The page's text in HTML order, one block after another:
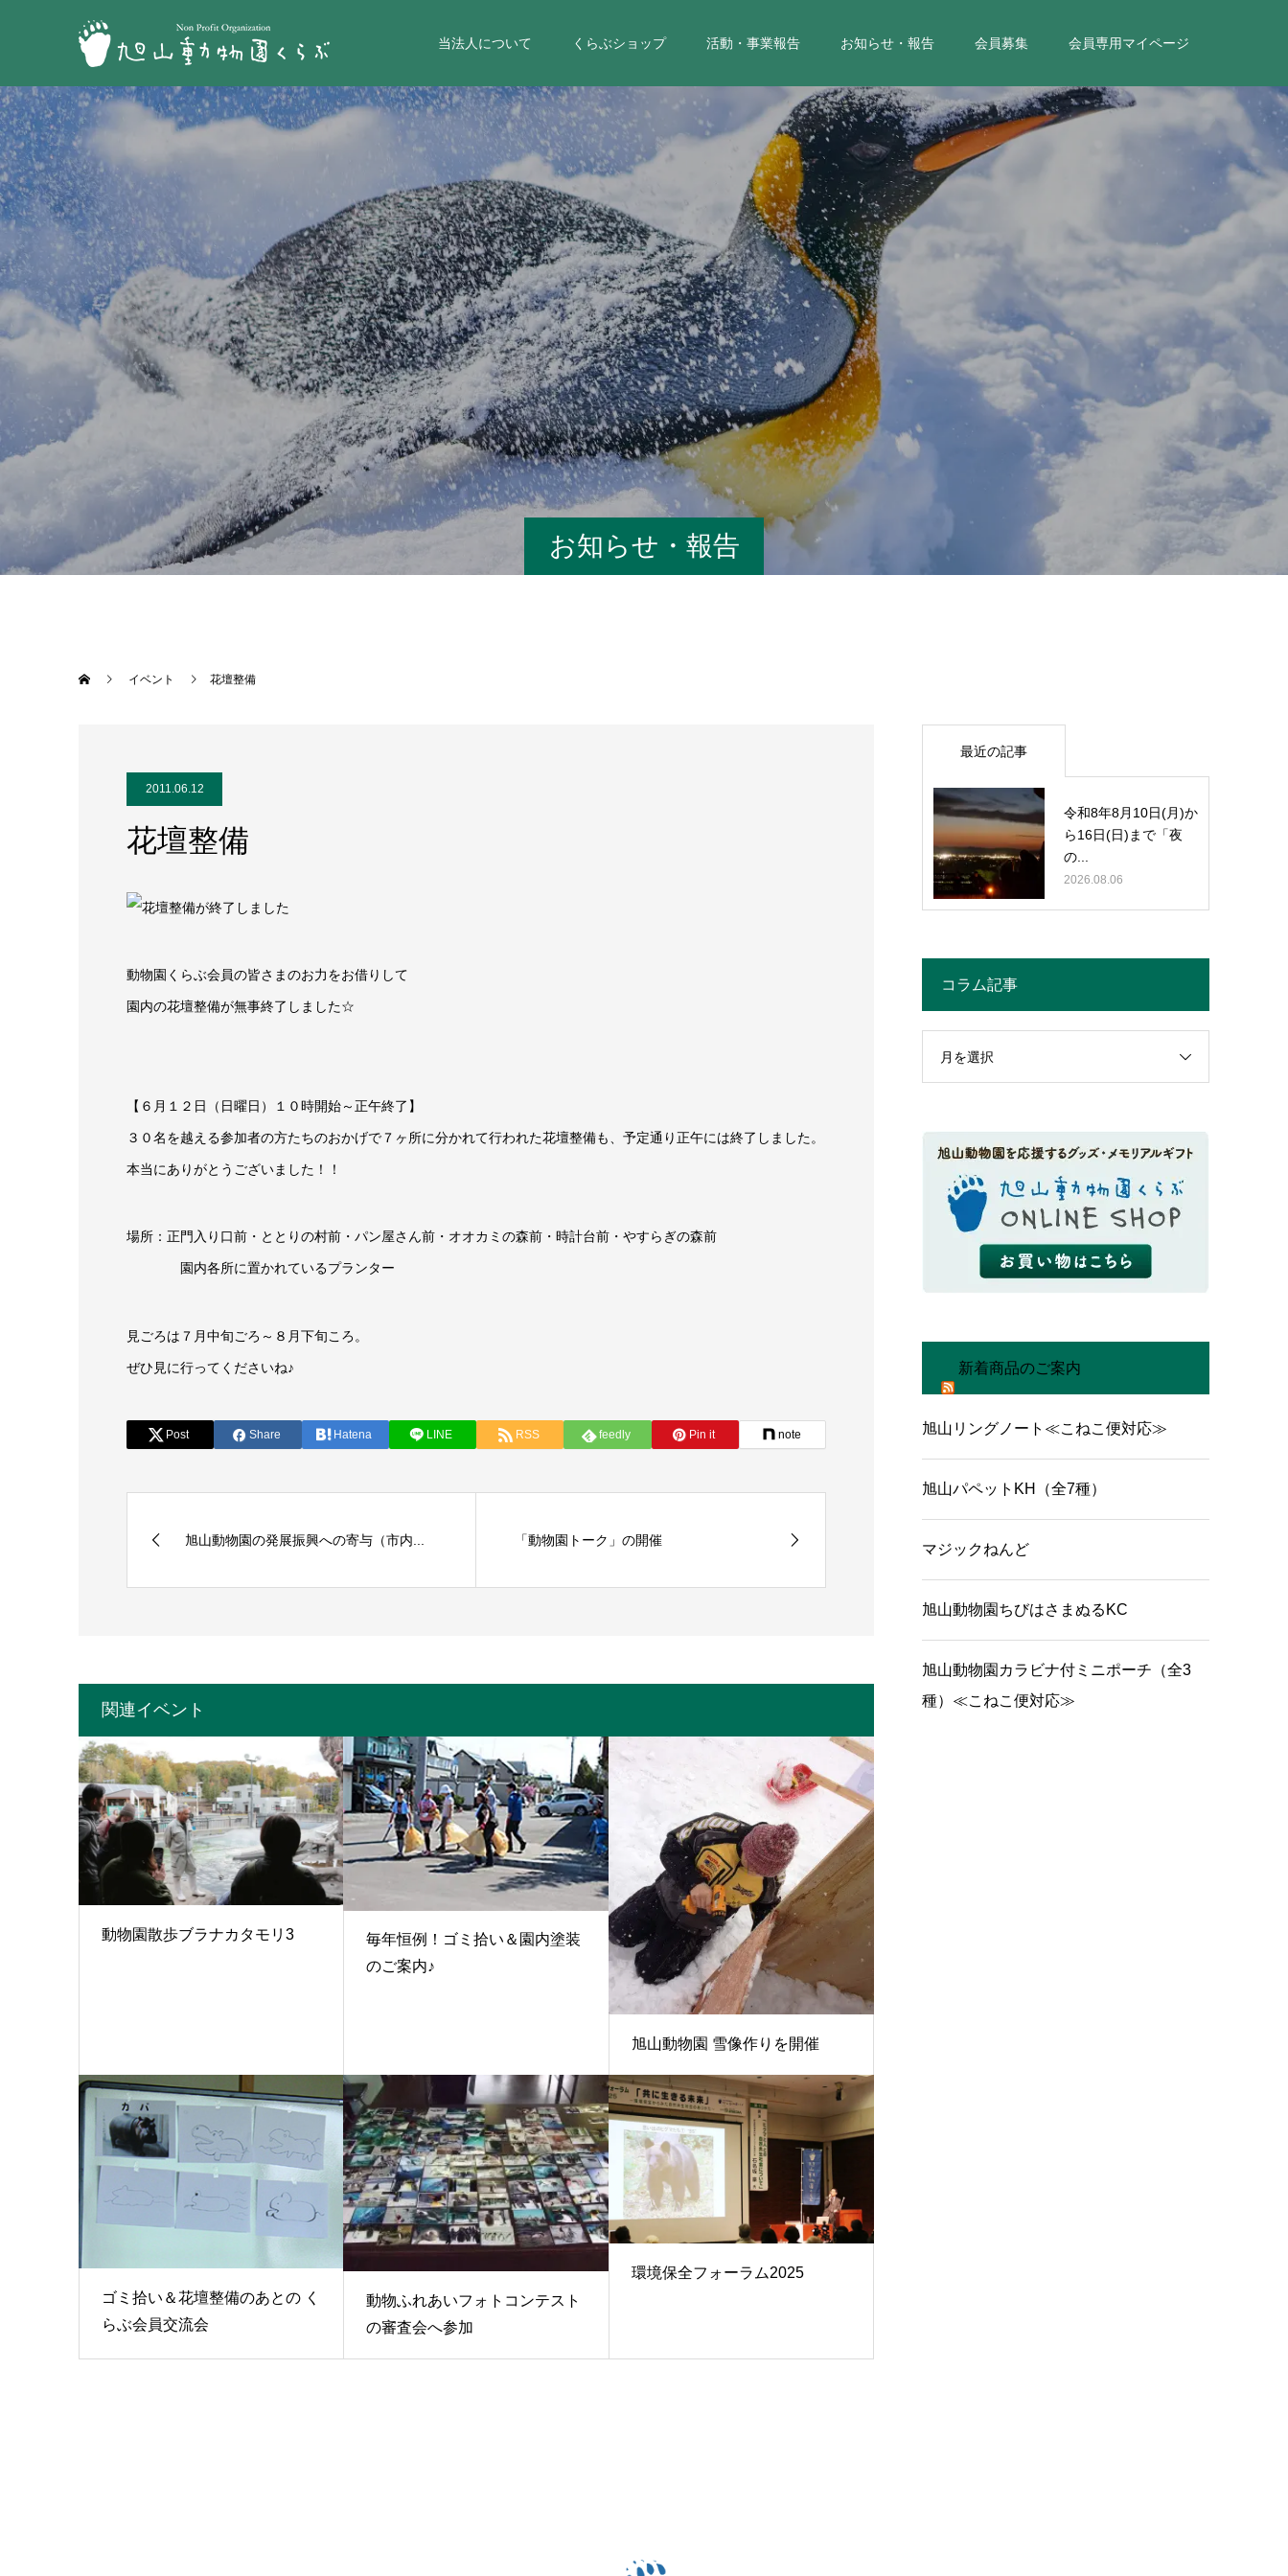
当法人について くらぶショップ 活動・事業報告 お知らせ・報告 会員募集 会員専用マイページ
お知らせ・報告
イベント 花壇整備
2011.06.12
花壇整備
動物園くらぶ会員の皆さまのお力をお借りして
園内の花壇整備が無事終了しました☆
【６月１２日（日曜日）１０時開始～正午終了】
３０名を越える参加者の方たちのおかげで７ヶ所に分かれて行われた花壇整備も、予定通り正午には終了しました。
本当にありがとうございました！！
場所：正門入り口前・ととりの村前・パン屋さん前・オオカミの森前・時計台前・やすらぎの森前
園内各所に置かれているプランター
見ごろは７月中旬ごろ～８月下旬ころ。
ぜひ見に行ってくださいね♪
Post Share Hatena LINE RSS feedly Pin it note
旭山動物園の発展振興への寄与（市内... 「動物園トーク」の開催
関連イベント
動物園散歩ブラナカタモリ3
毎年恒例！ゴミ拾い＆園内塗装
のご案内♪
旭山動物園 雪像作りを開催
ゴミ拾い＆花壇整備のあとの く
らぶ会員交流会
動物ふれあいフォトコンテスト
の審査会へ参加
環境保全フォーラム2025
最近の記事
令和8年8月10日(月)か
ら16日(日)まで「夜
の...
2026.08.06
コラム記事
月を選択
新着商品のご案内
旭山リングノート≪こねこ便対応≫
旭山パペットKH（全7種）
マジックねんど
旭山動物園ちびはさまぬるKC
旭山動物園カラビナ付ミニポーチ（全3
種）≪こねこ便対応≫